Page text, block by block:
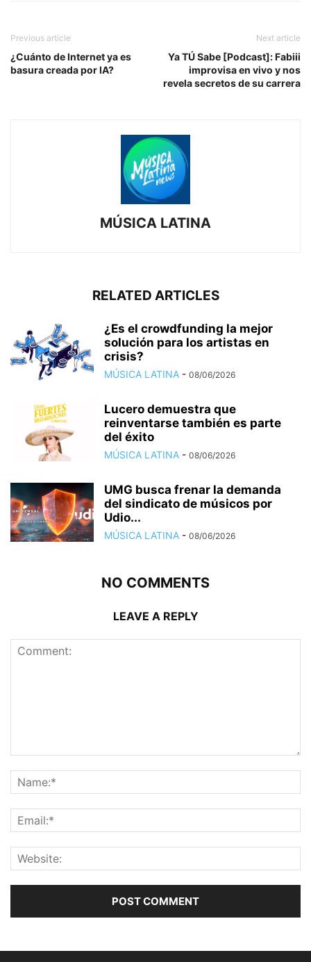
Previous article
¿Cuánto de Internet ya es
basura creada por IA?
Next article
Ya TÚ Sabe [Podcast]: Fabiii
improvisa en vivo y nos
revela secretos de su carrera
MÚSICA LATINA
RELATED ARTICLES
¿Es el crowdfunding la mejor
solución para los artistas en
crisis?
MÚSICA LATINA - 08/06/2026
Lucero demuestra que
reinventarse también es parte
del éxito
MÚSICA LATINA - 08/06/2026
UMG busca frenar la demanda
del sindicato de músicos por
Udio...
MÚSICA LATINA - 08/06/2026
NO COMMENTS
LEAVE A REPLY